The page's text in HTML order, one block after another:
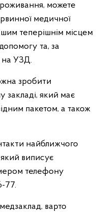
можете
медичної
теперішнім місцем
та, за
на УЗД.
зробити
закладі, який має
пакетом, а також
найближчого
виписує
телефону
77.
варто